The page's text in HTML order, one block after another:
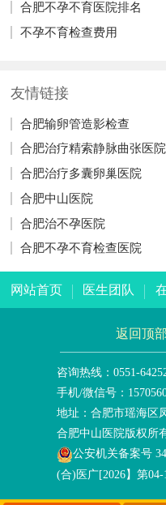
合肥不孕不育医院排名
不孕不育检查费用
友情链接
合肥输卵管造影检查
合肥治疗精索静脉曲张医院
合肥治疗多囊卵巢医院
合肥中山医院
合肥治不孕医院
合肥不孕不育检查医院
网站首页 医生团队
返回顶部
咨询热线：0551-
手机/微信号：
地址：合肥市瑶海区
合肥中山医院版权所
公安机关备案号
(合)医广[2026】第04-